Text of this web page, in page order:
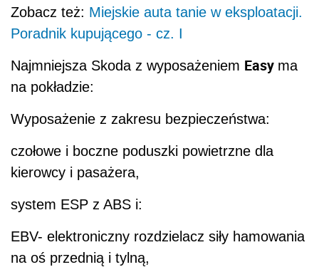
Zobacz też: Miejskie auta tanie w eksploatacji.
Poradnik kupującego - cz. I
Najmniejsza Skoda z wyposażeniem Easy ma
na pokładzie:
Wyposażenie z zakresu bezpieczeństwa:
czołowe i boczne poduszki powietrzne dla
kierowcy i pasażera,
system ESP z ABS i:
EBV- elektroniczny rozdzielacz siły hamowania
na oś przednią i tylną,